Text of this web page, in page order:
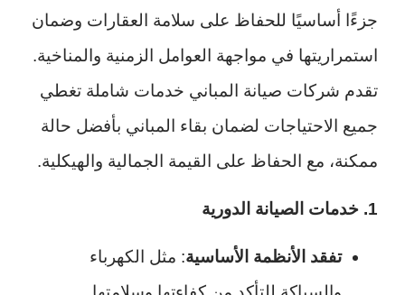
جزءًا أساسيًا للحفاظ على سلامة العقارات وضمان
استمراريتها في مواجهة العوامل الزمنية والمناخية.
تقدم شركات صيانة المباني خدمات شاملة تغطي
جميع الاحتياجات لضمان بقاء المباني بأفضل حالة
ممكنة، مع الحفاظ على القيمة الجمالية والهيكلية.
1. خدمات الصيانة الدورية
تفقد الأنظمة الأساسية: مثل الكهرباء